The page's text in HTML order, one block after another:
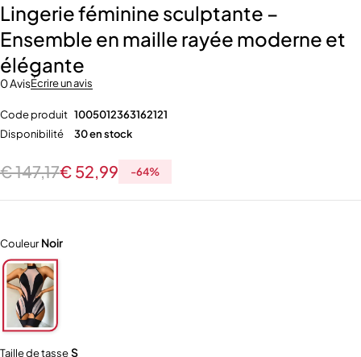
Lingerie féminine sculptante –
Ensemble en maille rayée moderne et
élégante
0 AvisÉcrire un avis
Code produit 1005012363162121
Disponibilité
30 en stock
€147,17€ 52,99 -64%
Couleur Noir
Taille de tasseS